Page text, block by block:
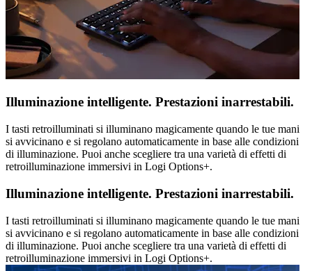
Illuminazione intelligente. Prestazioni inarrestabili.
I tasti retroilluminati si illuminano magicamente quando le tue mani
si avvicinano e si regolano automaticamente in base alle condizioni
di illuminazione. Puoi anche scegliere tra una varietà di effetti di
retroilluminazione immersivi in Logi Options+.
Illuminazione intelligente. Prestazioni inarrestabili.
I tasti retroilluminati si illuminano magicamente quando le tue mani
si avvicinano e si regolano automaticamente in base alle condizioni
di illuminazione. Puoi anche scegliere tra una varietà di effetti di
retroilluminazione immersivi in Logi Options+.